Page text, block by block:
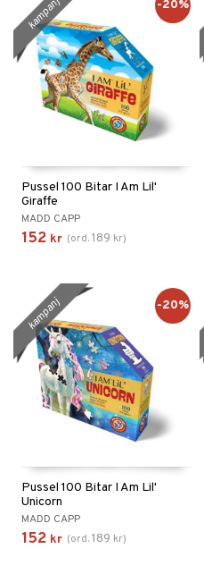
Pussel 100 Bitar I Am Lil'
Giraffe
MADD CAPP
152 kr (ord.189 kr)
kampanj -20%
Pussel 100 Bitar I Am Lil'
Unicorn
MADD CAPP
152 kr (ord.189 kr)
kampanj -20%